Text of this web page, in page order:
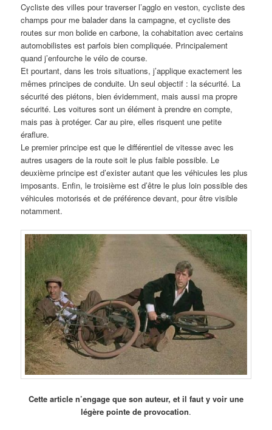
Cycliste des villes pour traverser l’agglo en veston, cycliste des
champs pour me balader dans la campagne, et cycliste des
routes sur mon bolide en carbone, la cohabitation avec certains
automobilistes est parfois bien compliquée. Principalement
quand j’enfourche le vélo de course.
Et pourtant, dans les trois situations, j’applique exactement les
mêmes principes de conduite. Un seul objectif : la sécurité. La
sécurité des piétons, bien évidemment, mais aussi ma propre
sécurité. Les voitures sont un élément à prendre en compte,
mais pas à protéger. Car au pire, elles risquent une petite
éraflure.
Le premier principe est que le différentiel de vitesse avec les
autres usagers de la route soit le plus faible possible. Le
deuxième principe est d’exister autant que les véhicules les plus
imposants. Enfin, le troisième est d’être le plus loin possible des
véhicules motorisés et de préférence devant, pour être visible
notamment.
Cette article n’engage que son auteur, et il faut y voir une
légère pointe de provocation.